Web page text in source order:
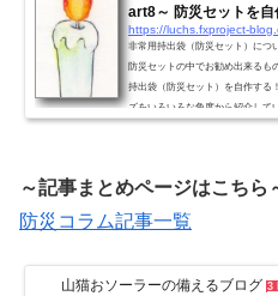
art8～ 防災セットを自
https://luchs.fxproject-
非常用持出袋（防災セット）につ
防災セットの中でお勧め出来るも
持出袋（防災セット）を自作する
ズをいろいろな角度から紹介して
～記事まとめページはこちら
防災コラム記事一覧
山猫おソーラーの備えるブログ 3